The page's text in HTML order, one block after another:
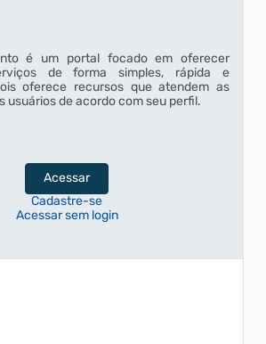
é um portal focado em oferecer
de forma simples, rápida e
oferece recursos que atendem as
usuários de acordo com seu perfil.
Acessar
Cadastre-se
Acessar sem login